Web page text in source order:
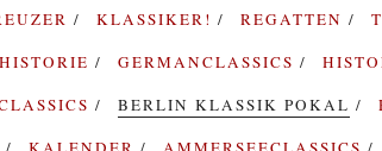
KLASSIKER! REGATTEN
GERMANCLASSICS
BERLIN KLASSIK POKAL